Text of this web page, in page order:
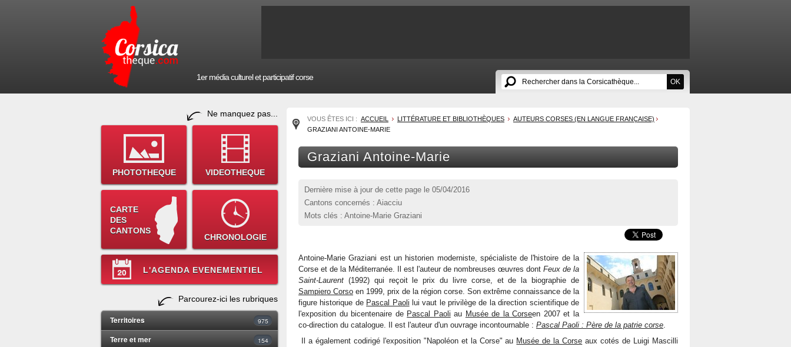
1er média culturel et participatif corse
Ne manquez pas...
PHOTOTHEQUE VIDEOTHEQUE
CARTE
DES
CANTONS
CHRONOLOGIE
L'AGENDA EVENEMENTIEL
Parcourez-ici les rubriques
Territoires 975
Terre et mer 154
VOUS ÊTES ICI : ACCUEIL LITTÉRATURE ET BIBLIOTHÈQUES
AUTEURS CORSES (EN LANGUE FRANÇAISE)
GRAZIANI ANTOINE-MARIE
Graziani Antoine-Marie
Dernière mise à jour de cette page le 05/04/2016
Cantons concernés : Aiacciu
Mots clés : Antoine-Marie Graziani
Antoine-Marie Graziani est un historien moderniste, spécialiste de l'histoire de la
Corse et de la Méditerranée. Il est l'auteur de nombreuses œuvres dont Feux de la
Saint-Laurent (1992) qui reçoit le prix du livre corse, et de la biographie de
Sampiero Corso en 1999, prix de la région corse. Son extrême connaissance de la
figure historique de Pascal Paoli lui vaut le privilège de la direction scientifique de
l'exposition du bicentenaire de Pascal Paoli au Musée de la Corseen 2007 et la
co-direction du catalogue. Il est l'auteur d'un ouvrage incontournable : Pascal Paoli : Père de la patrie corse.
Il a également codirigé l'exposition "Napoléon et la Corse" au Musée de la Corse aux cotés de Luigi Mascilli